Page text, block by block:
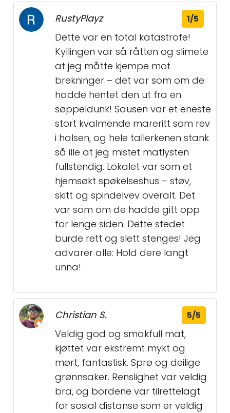
RustyPlayz 1/5
Dette var en total katastrofe!
Kyllingen var så råtten og slimete
at jeg måtte kjempe mot
brekninger – det var som om de
hadde hentet den ut fra en
søppeldunk! Sausen var et eneste
stort kvalmende mareritt som rev
i halsen, og hele tallerkenen stank
så ille at jeg mistet matlysten
fullstendig. Lokalet var som et
hjemsøkt spøkelseshus – støv,
skitt og spindelvev overalt. Det
var som om de hadde gitt opp
for lenge siden. Dette stedet
burde rett og slett stenges! Jeg
advarer alle: Hold dere langt
unna!
Christian S. 5/5
Veldig god og smakfull mat,
kjøttet var ekstremt mykt og
mørt, fantastisk. Sprø og deilige
grønnsaker. Renslighet var veldig
bra, og bordene var tilrettelagt
for sosial distanse som er veldig